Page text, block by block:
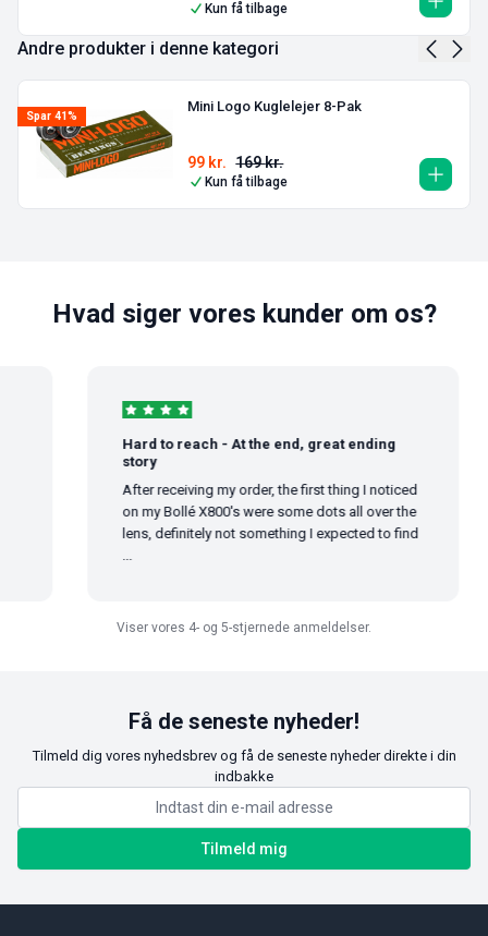
Kun få tilbage
Andre produkter i denne kategori
Spar 41%
Mini Logo Kuglelejer 8-Pak
169kr.
99 kr.
Kun få tilbage
Hvad siger vores kunder om os?
Hard to reach - At the end, great ending
story
After receiving my order, the first thing I noticed
on my Bollé X800's were some dots all over the
lens, definitely not something I expected to find
Viser vores 4- og 5-stjernede anmeldelser.
Få de seneste nyheder!
Tilmeld dig vores nyhedsbrev og få de seneste nyheder direkte i din
indbakke
Tilmeld mig